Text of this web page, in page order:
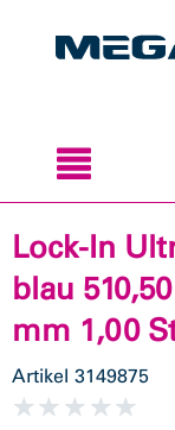
Lock-In
blau
mm 1,00
Artikel 3149875